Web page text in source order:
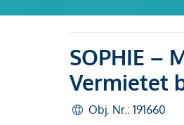
SOPHIE –
Vermietet
Obj. Nr.: 191660